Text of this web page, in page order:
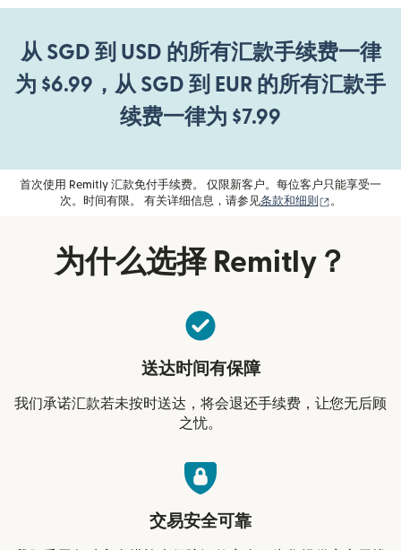
从 SGD 到 USD 的所有汇款手续费一律
为 $6.99，从 SGD 到 EUR 的所有汇款手
续费一律为 $7.99
首次使用 Remitly 汇款免付手续费。 仅限新客户。每位客户只能享受一
次。时间有限。 有关详细信息，请参见条款和细则 （在新窗口中
。
为什么选择 Remitly？
送达时间有保障
我们承诺汇款若未按时送达，将会退还手续费，让您无后顾
之忧。
交易安全可靠